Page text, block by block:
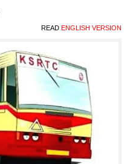
READ ENGLISH VERSION